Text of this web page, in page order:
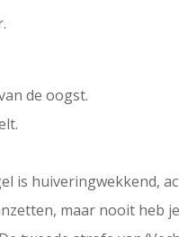
de oogst.
is huiveringwekkend,
maar nooit heb